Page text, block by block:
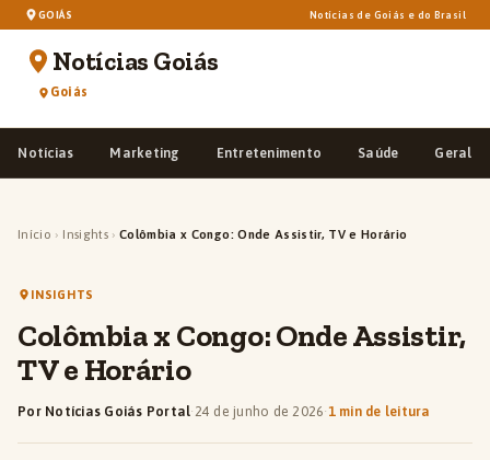
GOIÁS Notícias de Goiás e do Brasil
Notícias Goiás
Goiás
Notícias Marketing Entretenimento Saúde Geral
Início › Insights › Colômbia x Congo: Onde Assistir, TV e Horário
INSIGHTS
Colômbia x Congo: Onde Assistir,
TV e Horário
Por Notícias Goiás Portal·24 de junho de 2026·1 min de leitura